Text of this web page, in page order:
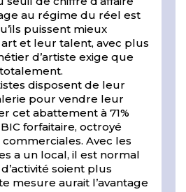
au régime du réel est
puissent mieux
et leur talent, avec plus
d’artiste exige que
totalement.
disposent de leur
pour vendre leur
cet abattement à 71%
forfaitaire, octroyé
Avec les
a un local, il est normal
soient plus
mesure aurait l’avantage